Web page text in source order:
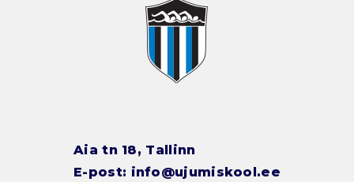
Aia tn 18, Tallinn
E-post: info@ujumiskool.ee